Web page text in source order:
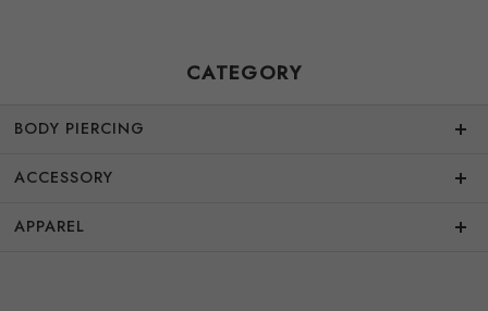
CATEGORY
BODY PIERCING
ACCESSORY
APPAREL